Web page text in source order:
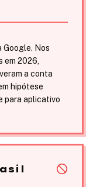
Google. Nos
em 2026,
a conta
hipótese
para aplicativo